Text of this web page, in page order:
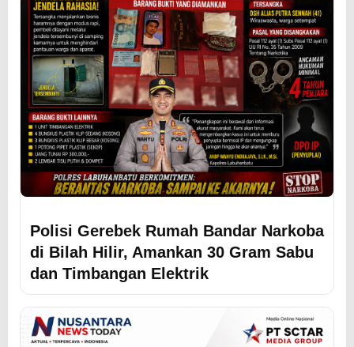
Polisi Gerebek Rumah Bandar Narkoba
di Bilah Hilir, Amankan 30 Gram Sabu
dan Timbangan Elektrik